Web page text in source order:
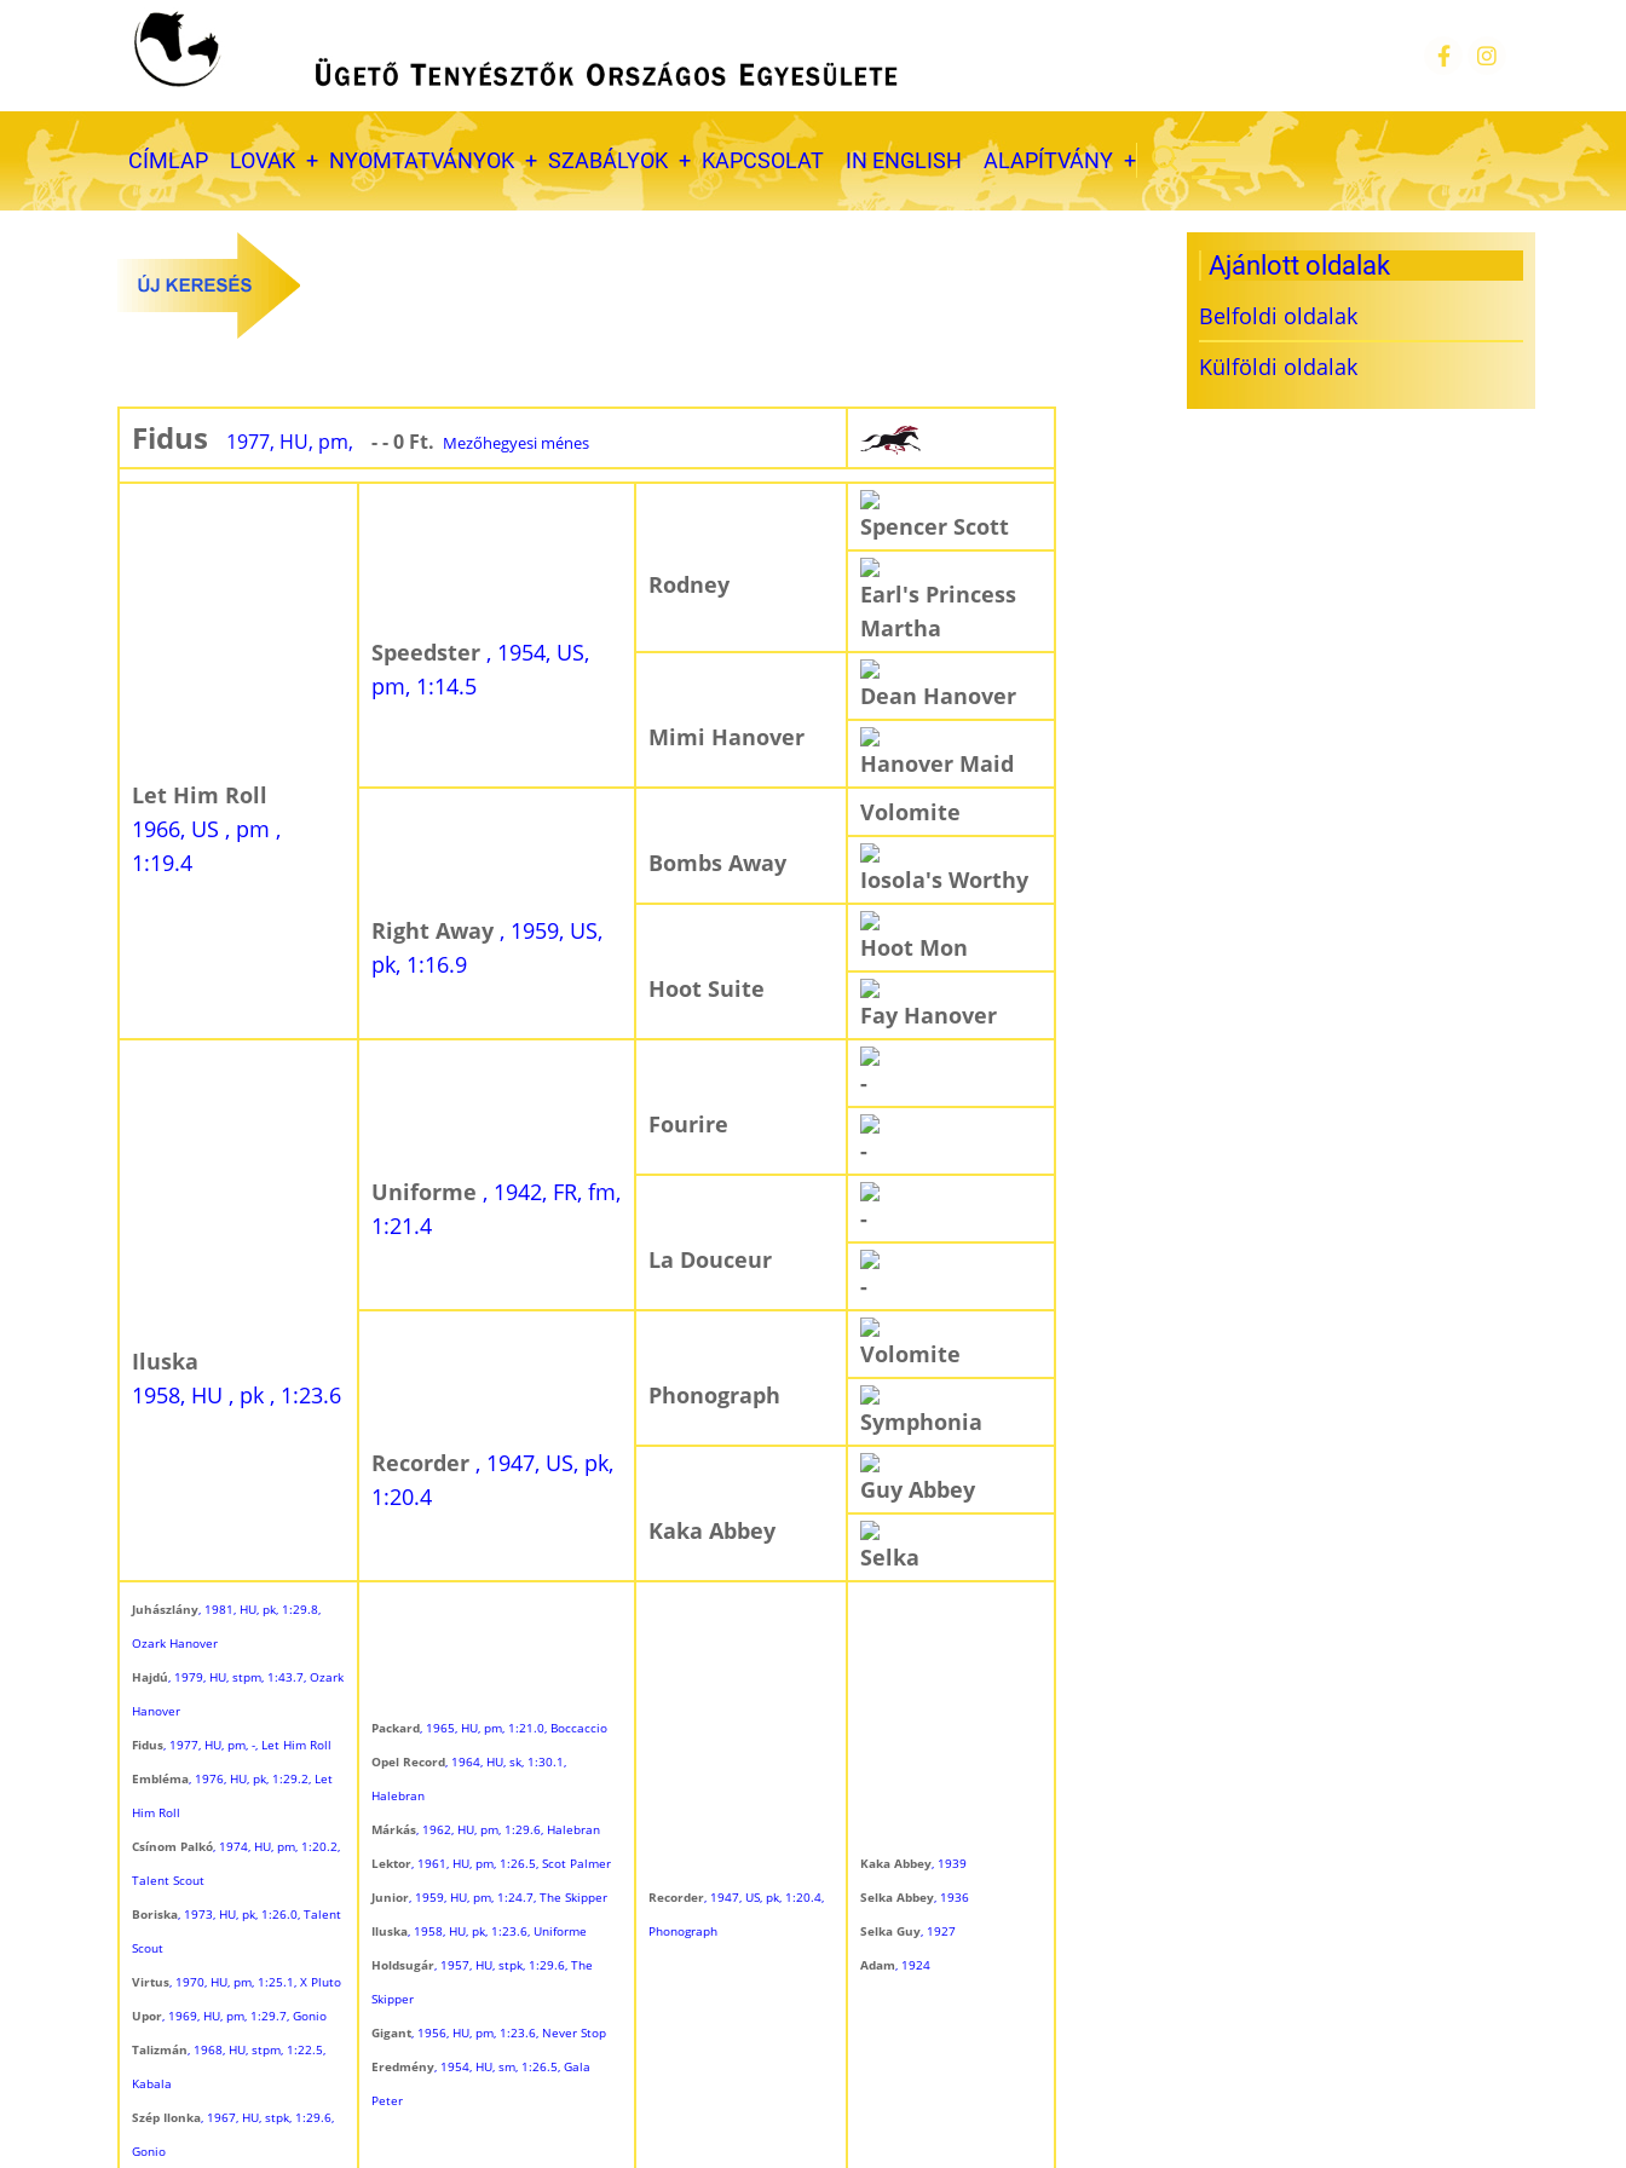
Fő
navigáció
CÍMLAP LOVAK NYOMTATVÁNYOK SZABÁLYOK KAPCSOLAT IN ENGLISH ALAPÍTVÁNY
Fidus 1977, HU, pm, - - 0 Ft. Mezőhegyesi ménes
Let Him Roll
1966, US , pm ,
1:19.4
Speedster , 1954, US,
pm, 1:14.5
Rodney
Spencer Scott
Earl's Princess
Martha
Mimi Hanover
Dean Hanover
Hanover Maid
Right Away , 1959, US,
pk, 1:16.9
Bombs Away
Volomite
Iosola's Worthy
Hoot Suite
Hoot Mon
Fay Hanover
Iluska
1958, HU , pk , 1:23.6
Uniforme , 1942, FR, fm,
1:21.4
Fourire
-
-
La Douceur
-
-
Recorder , 1947, US, pk,
1:20.4
Phonograph
Volomite
Symphonia
Kaka Abbey
Guy Abbey
Selka
Juhászlány, 1981, HU, pk, 1:29.8,
Ozark Hanover
Hajdú, 1979, HU, stpm, 1:43.7, Ozark
Hanover
Fidus, 1977, HU, pm, -, Let Him Roll
Embléma, 1976, HU, pk, 1:29.2, Let
Him Roll
Csínom Palkó, 1974, HU, pm, 1:20.2,
Talent Scout
Boriska, 1973, HU, pk, 1:26.0, Talent
Scout
Virtus, 1970, HU, pm, 1:25.1, X Pluto
Upor, 1969, HU, pm, 1:29.7, Gonio
Talizmán, 1968, HU, stpm, 1:22.5,
Kabala
Szép Ilonka, 1967, HU, stpk, 1:29.6,
Gonio
Packard, 1965, HU, pm, 1:21.0, Boccaccio
Opel Record, 1964, HU, sk, 1:30.1,
Halebran
Márkás, 1962, HU, pm, 1:29.6, Halebran
Lektor, 1961, HU, pm, 1:26.5, Scot Palmer
Junior, 1959, HU, pm, 1:24.7, The Skipper
Iluska, 1958, HU, pk, 1:23.6, Uniforme
Holdsugár, 1957, HU, stpk, 1:29.6, The
Skipper
Gigant, 1956, HU, pm, 1:23.6, Never Stop
Eredmény, 1954, HU, sm, 1:26.5, Gala
Peter
Recorder, 1947, US, pk, 1:20.4,
Phonograph
Kaka Abbey, 1939
Selka Abbey, 1936
Selka Guy, 1927
Adam, 1924
Ajánlott oldalak
Belfoldi oldalak
Külföldi oldalak